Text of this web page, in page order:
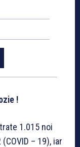
!
1.015 noi
– 19), iar